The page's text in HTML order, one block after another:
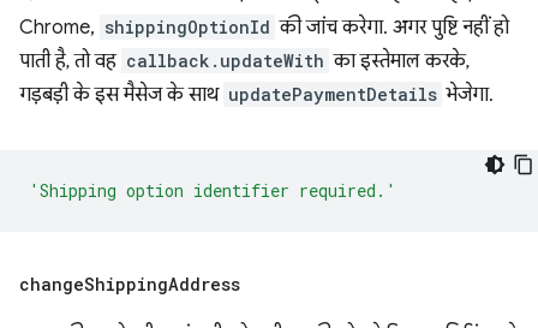
Chrome, shippingOptionId की जांच करेगा. अगर पुष्टि नहीं हो
पाती है, तो वह callback.updateWith का इस्तेमाल करके,
गड़बड़ी के इस मैसेज के साथ updatePaymentDetails भेजेगा.
'Shipping option identifier required.'
changeShippingAddress